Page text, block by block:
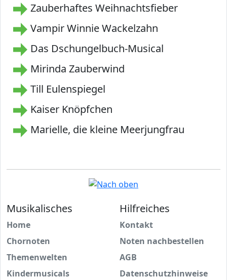
Zauberhaftes Weihnachtsfieber
Vampir Winnie Wackelzahn
Das Dschungelbuch-Musical
Mirinda Zauberwind
Till Eulenspiegel
Kaiser Knöpfchen
Marielle, die kleine Meerjungfrau
Musikalisches
Home
Chornoten
Themenwelten
Kindermusicals
Hilfreiches
Kontakt
Noten nachbestellen
AGB
Datenschutzhinweise